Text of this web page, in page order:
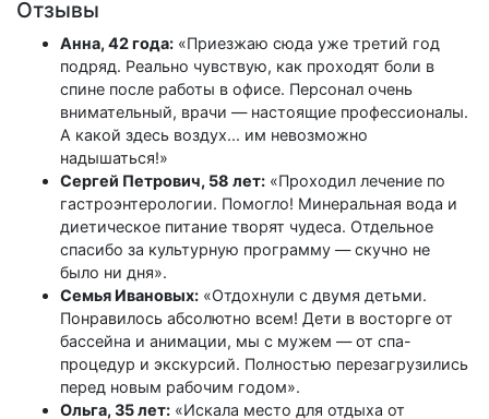
Отзывы
Анна, 42 года: «Приезжаю сюда уже третий год
подряд. Реально чувствую, как проходят боли в
спине после работы в офисе. Персонал очень
внимательный, врачи — настоящие профессионалы.
А какой здесь воздух... им невозможно
надышаться!»
Сергей Петрович, 58 лет: «Проходил лечение по
гастроэнтерологии. Помогло! Минеральная вода и
диетическое питание творят чудеса. Отдельное
спасибо за культурную программу — скучно не
было ни дня».
Семья Ивановых: «Отдохнули с двумя детьми.
Понравилось абсолютно всем! Дети в восторге от
бассейна и анимации, мы с мужем — от спа-
процедур и экскурсий. Полностью перезагрузились
перед новым рабочим годом».
Ольга, 35 лет: «Искала место для отдыха от